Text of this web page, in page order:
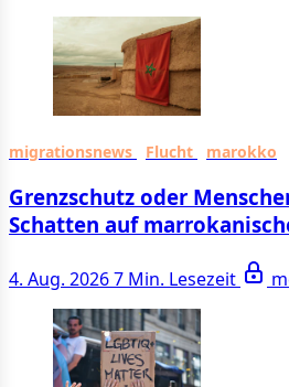
migrationsnews Flucht marokko
Grenzschutz oder
Schatten auf
4. Aug. 20267 Min. Lesezeit